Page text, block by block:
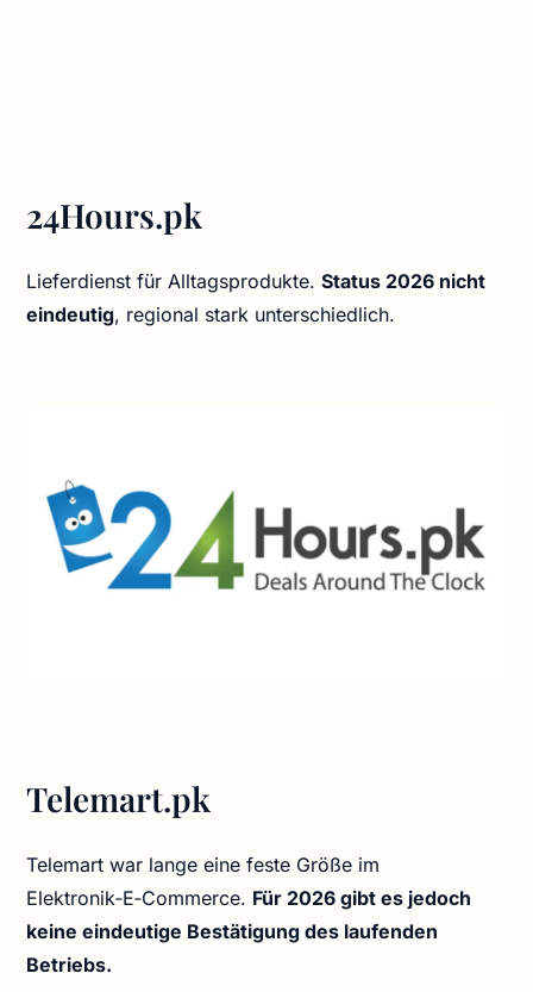
24Hours.pk
Lieferdienst für Alltagsprodukte.Status 2026 nicht
eindeutig, regional stark unterschiedlich.
Telemart.pk
Telemart war lange eine feste Größe im
Elektronik‑E‑Commerce. Für 2026 gibt es jedoch
keine eindeutige Bestätigung des laufenden
Betriebs.